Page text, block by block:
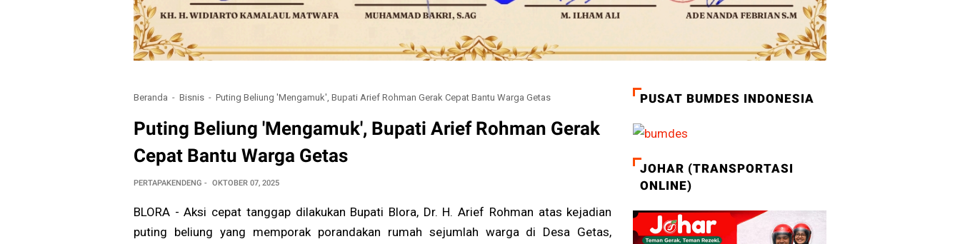
Beranda Bisnis Puting Beliung 'Mengamuk', Bupati Arief Rohman Gerak Cepat Bantu Warga Getas
Puting Beliung 'Mengamuk', Bupati Arief Rohman Gerak
Cepat Bantu Warga Getas
PERTAPAKENDENG OKTOBER 07, 2025
BLORA - Aksi cepat tanggap dilakukan Bupati Blora, Dr. H. Arief Rohman atas kejadian
puting beliung yang memporak porandakan rumah sejumlah warga di Desa Getas,
PUSAT BUMDES INDONESIA
JOHAR (TRANSPORTASI
ONLINE)